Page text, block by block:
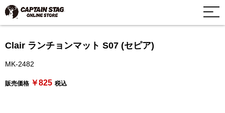
Clair ランチョンマット S07 (セピア)
MK-2482
販売価格 ￥825 税込